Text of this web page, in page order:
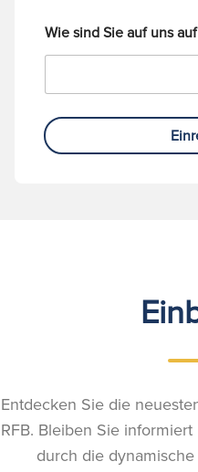
Wie sind Sie auf uns
Entdecken Sie die
RFB. Bleiben Sie
durch die